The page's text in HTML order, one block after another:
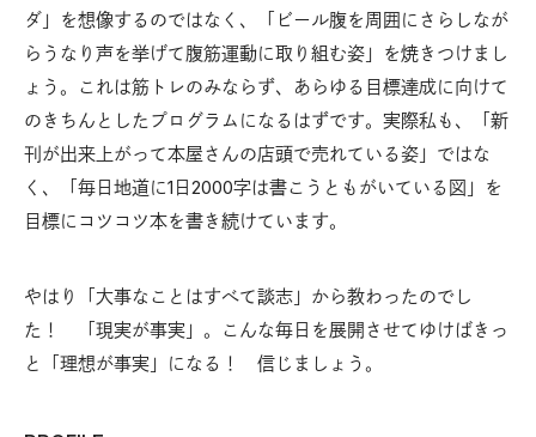
ダ」を想像するのではなく、「ビール腹を周囲にさらしなが
らうなり声を挙げて腹筋運動に取り組む姿」を焼きつけまし
ょう。これは筋トレのみならず、あらゆる目標達成に向けて
のきちんとしたプログラムになるはずです。実際私も、「新
刊が出来上がって本屋さんの店頭で売れている姿」ではな
く、「毎日地道に1日2000字は書こうともがいている図」を
目標にコツコツ本を書き続けています。
やはり「大事なことはすべて談志」から教わったのでし
た！ 「現実が事実」。こんな毎日を展開させてゆけばきっ
と「理想が事実」になる！ 信じましょう。